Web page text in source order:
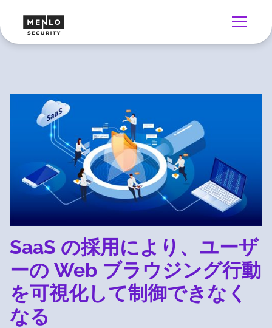
SaaS の採用により、ユーザ
ーの Web ブラウジング行動
を可視化して制御できなく
なる